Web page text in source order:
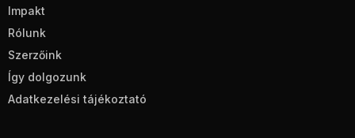
Impakt
Rólunk
Szerzőink
Így dolgozunk
Adatkezelési tájékoztató